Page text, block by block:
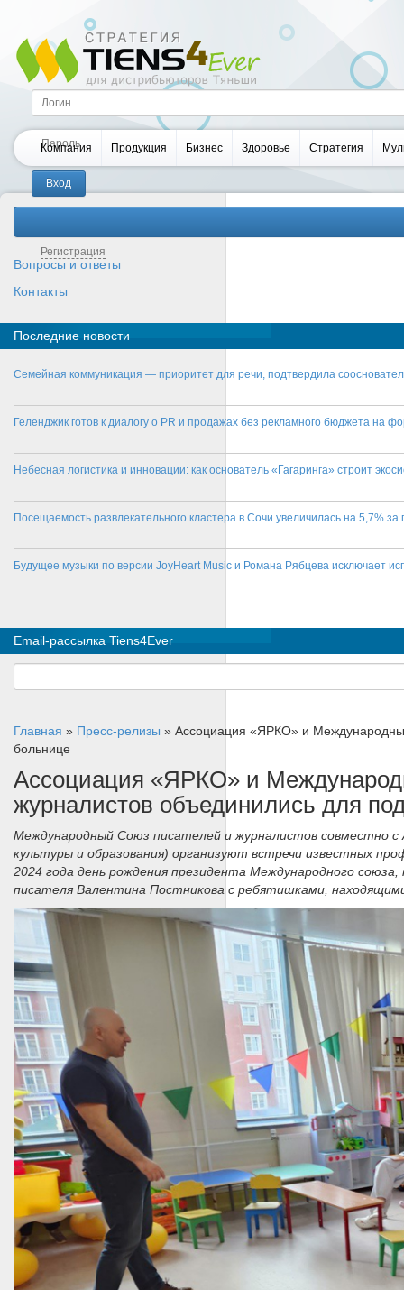
Регистрация
Компания Продукция Бизнес Здоровье Стратегия
Вопросы и ответы
Контакты
Последние новости
Семейная коммуникация — приоритет для речи, подтвердила
Геленджик готов к диалогу о PR и продажах без рекламного бюджета на
Небесная логистика и инновации: как основатель «Гагаринга» строит
Посещаемость развлекательного кластера в Сочи увеличилась на 5,7% за
Будущее музыки по версии JoyHeart Music и Романа Рябцева исключает
Email-рассылка Tiens4Ever
Главная » Пресс-релизы » Ассоциация «ЯРКО» и
больнице
Ассоциация «ЯРКО» и
журналистов объединились для
Международный Союз писателей и журналистов совместно с
культуры и образования) организуют встречи известных
2024 года день рождения президента Международного
писателя Валентина Постникова с ребятишками,